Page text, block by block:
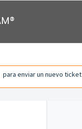
para enviar un nuevo ticket